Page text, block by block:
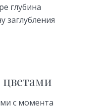
глубина
заглубления
цветами
с момента